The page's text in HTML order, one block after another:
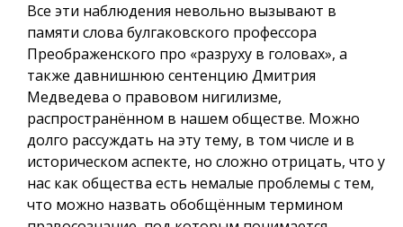
Все эти наблюдения невольно вызывают в
памяти слова булгаковского профессора
Преображенского про «разруху в головах», а
также давнишнюю сентенцию Дмитрия
Медведева о правовом нигилизме,
распространённом в нашем обществе. Можно
долго рассуждать на эту тему, в том числе и в
историческом аспекте, но сложно отрицать, что у
нас как общества есть немалые проблемы с тем,
что можно назвать обобщённым термином